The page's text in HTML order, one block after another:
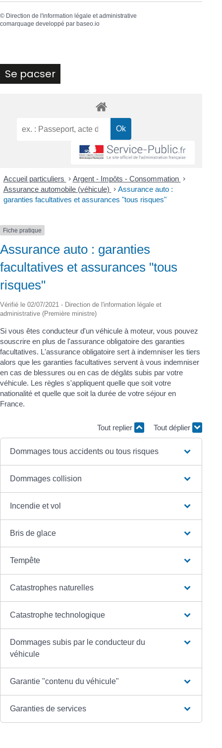
© Direction de l'information légale et administrative
comarquage developpé par baseo.io
Se pacser
Accueil particuliers > Argent - Impôts - Consommation >
Assurance automobile (véhicule) > Assurance auto :
garanties facultatives et assurances "tous risques"
Fiche pratique
Assurance auto : garanties
facultatives et assurances "tous
risques"
Vérifié le 02/07/2021 - Direction de l'information légale et
administrative (Première ministre)
Si vous êtes conducteur d'un véhicule à moteur, vous pouvez
souscrire en plus de l'assurance obligatoire des garanties
facultatives. L'assurance obligatoire sert à indemniser les tiers
alors que les garanties facultatives servent à vous indemniser
en cas de blessures ou en cas de dégâts subis par votre
véhicule. Les règles s'appliquent quelle que soit votre
nationalité et quelle que soit la durée de votre séjour en
France.
Tout replier Tout déplier
Dommages tous accidents ou tous risques
Dommages collision
Incendie et vol
Bris de glace
Tempête
Catastrophes naturelles
Catastrophe technologique
Dommages subis par le conducteur du
véhicule
Garantie "contenu du véhicule"
Garanties de services